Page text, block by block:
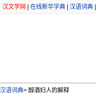
汉文学网 在线新华字典 汉语词典
汉语词典> 醇酒妇人的解释